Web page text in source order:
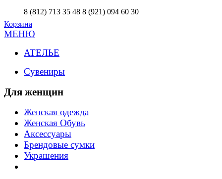
8 (812) 713 35 48 8 (921) 094 60 30
Корзина
МЕНЮ
АТЕЛЬЕ
Сувениры
Для женщин
Женская одежда
Женская Обувь
Аксессуары
Брендовые сумки
Украшения